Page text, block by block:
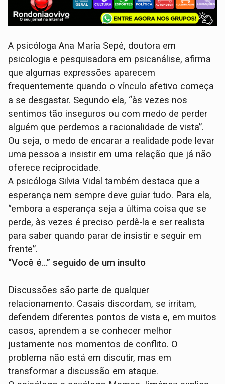
A psicóloga Ana María Sepé, doutora em
psicologia e pesquisadora em psicanálise, afirma
que algumas expressões aparecem
frequentemente quando o vínculo afetivo começa
a se desgastar. Segundo ela, “às vezes nos
sentimos tão inseguros ou com medo de perder
alguém que perdemos a racionalidade de vista”.
Ou seja, o medo de encarar a realidade pode levar
uma pessoa a insistir em uma relação que já não
oferece reciprocidade.
A psicóloga Silvia Vidal também destaca que a
esperança nem sempre deve guiar tudo. Para ela,
“embora a esperança seja a última coisa que se
perde, às vezes é preciso perdê-la e ser realista
para saber quando parar de insistir e seguir em
frente”.
“Você é…” seguido de um insulto
Discussões são parte de qualquer
relacionamento. Casais discordam, se irritam,
defendem diferentes pontos de vista e, em muitos
casos, aprendem a se conhecer melhor
justamente nos momentos de conflito. O
problema não está em discutir, mas em
transformar a discussão em ataque.